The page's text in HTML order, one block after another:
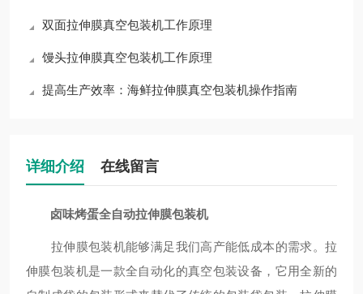
双面拉伸膜真空包装机工作原理
馒头拉伸膜真空包装机工作原理
提高生产效率：海鲜拉伸膜真空包装机操作指南
详细介绍 在线留言
卤味烤蛋全自动拉伸膜包装机
拉伸膜包装机能够满足我们高产能低成本的需求。拉
伸膜包装机是一款全自动化的真空包装设备，它用全新的